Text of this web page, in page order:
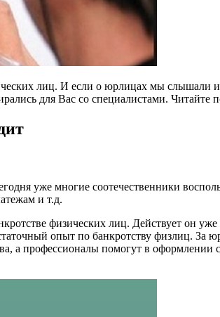
лиц. И если о юрлицах мы слышали и
для Вас со специалистами. Читайте
уже многие соотечественники
и т.д.
физических лиц. Действует он
опыт по банкротству физлиц. За
а профессионалы помогут в